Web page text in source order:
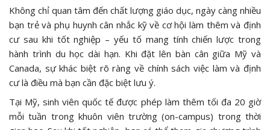
Không chỉ quan tâm đến chất lượng giáo dục, ngày càng nhiều
bạn trẻ và phụ huynh cân nhắc kỹ về cơ hội làm thêm và định
cư sau khi tốt nghiệp – yếu tố mang tính chiến lược trong
hành trình du học dài hạn. Khi đặt lên bàn cân giữa Mỹ và
Canada, sự khác biệt rõ ràng về chính sách việc làm và định
cư là điều mà bạn cần đặc biệt lưu ý.
Tại Mỹ, sinh viên quốc tế được phép làm thêm tối đa 20 giờ
mỗi tuần trong khuôn viên trường (on-campus) trong thời